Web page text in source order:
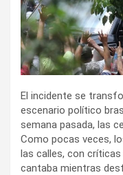
El incidente se
escenario político
semana pasada, las
Como pocas veces,
las calles, con
cantaba mientras